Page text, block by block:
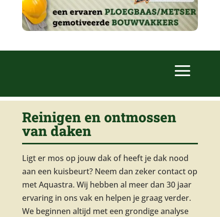
Reinigen en ontmossen
van daken
Ligt er mos op jouw dak of heeft je dak nood
aan een kuisbeurt? Neem dan zeker contact op
met Aquastra. Wij hebben al meer dan 30 jaar
ervaring in ons vak en helpen je graag verder.
We beginnen altijd met een grondige analyse